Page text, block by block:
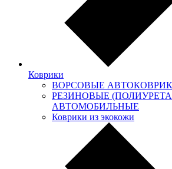
Коврики
ВОРСОВЫЕ
РЕЗИНОВЫЕ
АВТОМОБИЛЬНЫЕ
Коврики из экокожи